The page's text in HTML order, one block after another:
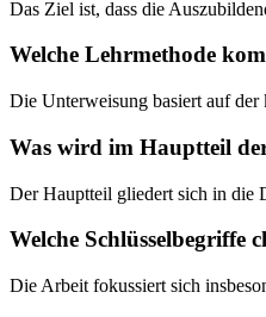
Das Ziel ist, dass die
Welche Lehrmethode
Die Unterweisung basiert auf der
Was wird im Hauptteil
Der Hauptteil gliedert sich in die
Welche Schlüsselbegriffe
Die Arbeit fokussiert sich